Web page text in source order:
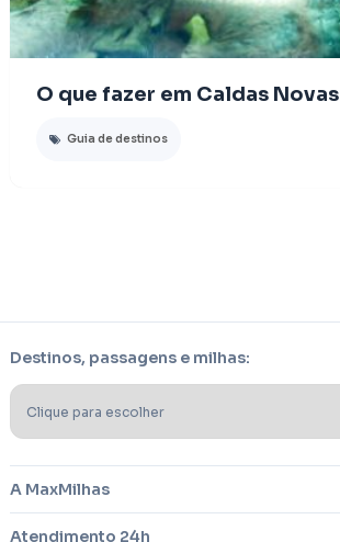
O que fazer em Caldas Novas
Guia de destinos
Destinos, passagens e milhas:
A MaxMilhas
Atendimento 24h